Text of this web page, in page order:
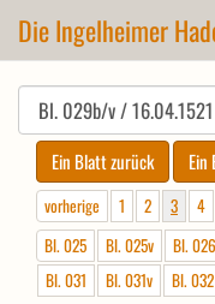
Die Ingelheimer
vorherige 1 2 3 4
Bl. 025
Bl. 025v Bl. 026
Bl. 031
Bl. 031v Bl. 032